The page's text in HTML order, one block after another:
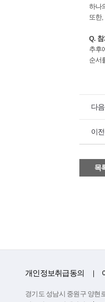
하나
또한
Q.
추후
순서
다
이
목
개인정보취급동의
경기도 성남시 중원구 양현